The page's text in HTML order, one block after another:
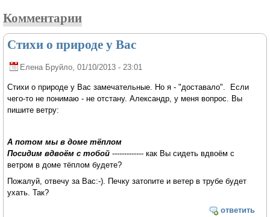
Комментарии
Стихи о природе у Вас
Елена Бруйло, 01/10/2013 - 23:01
Стихи о природе у Вас замечательные. Но я - "доставало". Если
чего-то не понимаю - не отстану. Александр, у меня вопрос. Вы
пишите ветру:
А потом мы в доме тёплом
Посидим вдвоём с тобой ------------- как Вы сидеть вдвоём с
ветром в доме тёплом будете?
Пожалуй, отвечу за Вас:-). Печку затопите и ветер в трубе будет
ухать. Так?
ответить